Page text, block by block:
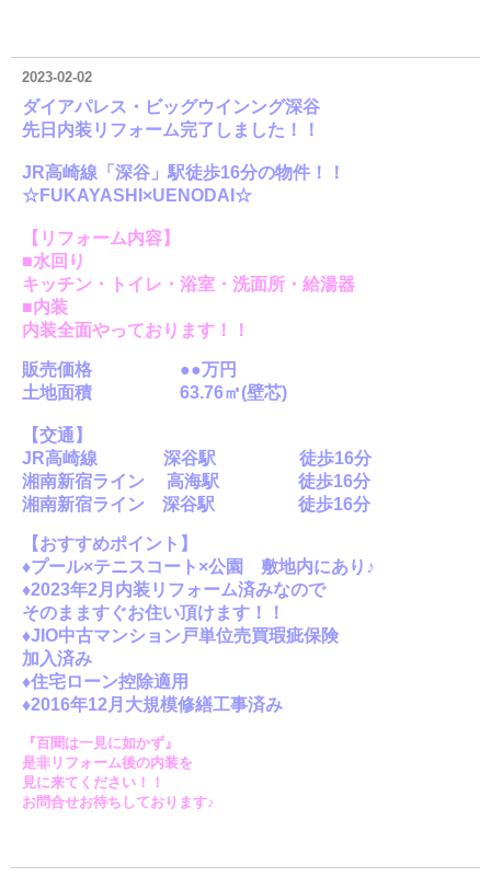
2023-02-02
ダイアパレス・ビッグウインング深谷
先日内装リフォーム完了しました！！
JR高崎線「深谷」駅徒歩16分の物件！！
☆FUKAYASHI×UENODAI☆
【リフォーム内容】
■水回り
キッチン・トイレ・浴室・洗面所・給湯器
■内装
内装全面やっております！！
販売価格 ●●万円
土地面積 63.76㎡(壁芯)
【交通】
JR高崎線 深谷駅 徒歩16分
湘南新宿ライン 高海駅 徒歩16分
湘南新宿ライン 深谷駅 徒歩16分
【おすすめポイント】
♦プール×テニスコート×公園 敷地内にあり♪
♦2023年2月内装リフォーム済みなので
そのまますぐお住い頂けます！！
♦JIO中古マンション戸単位売買瑕疵保険
加入済み
♦住宅ローン控除適用
♦2016年12月大規模修繕工事済み
『百聞は一見に如かず』
是非リフォーム後の内装を
見に来てください！！
お問合せお待ちしております♪